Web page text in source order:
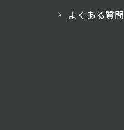
よくある質問